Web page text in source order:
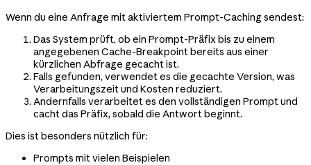
Wenn du eine Anfrage mit aktiviertem Prompt-Caching sendest:
Das System prüft, ob ein Prompt-Präfix bis zu einem
angegebenen Cache-Breakpoint bereits aus einer
kürzlichen Abfrage gecacht ist.
Falls gefunden, verwendet es die gecachte Version, was
Verarbeitungszeit und Kosten reduziert.
Andernfalls verarbeitet es den vollständigen Prompt und
cacht das Präfix, sobald die Antwort beginnt.
Dies ist besonders nützlich für:
Prompts mit vielen Beispielen